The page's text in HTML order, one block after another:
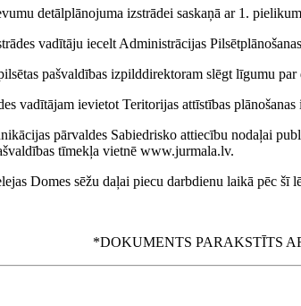
detālplānojuma izstrādei saskaņā ar 1.
vadītāju iecelt Administrācijas
pašvaldības izpilddirektoram slēgt līgumu
vadītājam ievietot Teritorijas attīstības
pārvaldes Sabiedrisko attiecību nodaļai
tīmekļa vietnē www.jurmala.lv.
Domes sēžu daļai piecu darbdienu laikā pēc šī
*DOKUMENTS PARAKSTĪTS